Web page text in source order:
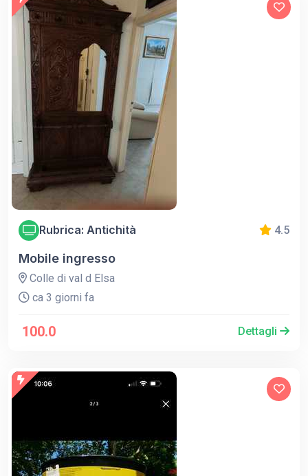
Rubrica: Antichità 4.5
Mobile ingresso
Colle di val d Elsa
ca 3 giorni fa
100.0 Dettagli